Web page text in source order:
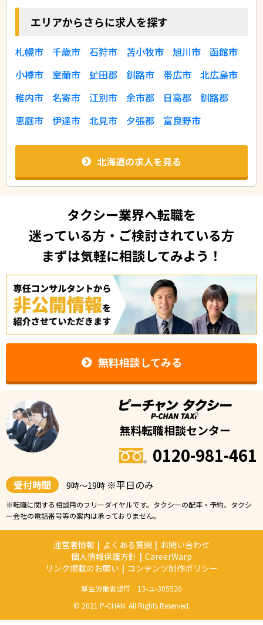
エリアからさらに求人を探す
札幌市 千歳市 石狩市 苫小牧市 旭川市
函館市
小樽市
室蘭市 虻田郡 釧路市 帯広市
北広島市
稚内市
名寄市 江別市 余市郡 日高郡
釧路郡
恵庭市
伊達市 北見市 夕張郡 富良野市
北海道の求人を見る
タクシー業界へ転職を
迷っている方・ご検討されている方
まずは気軽に相談してみよう！
無料相談してみる
無料転職相談センター
0120-981-461
受付時間 9時〜19時 ※平日のみ
※転職に関する相談用のフリーダイヤルです。タクシーの配車・予約、タクシ
ー会社の電話番号等の案内は承っておりません。
運営者情報 | よくある質問 | お問い合わせ
個人情報保護方針 | CareerWarp
リンク掲載のお願い | コンテンツ制作ポリシー
厚生労働省認可 13-ユ-305520
© 2021 P-CHAN. All Rights Reserved.